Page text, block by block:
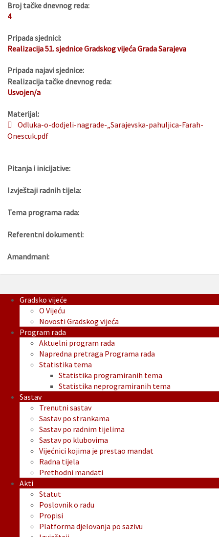
Broj tačke dnevnog reda:
4
Pripada sjednici:
Realizacija 51. sjednice Gradskog vijeća Grada Sarajeva
Pripada najavi sjednice:
Realizacija tačke dnevnog reda:
Usvojen/a
Materijal:
Odluka-o-dodjeli-nagrade-„Sarajevska-pahuljica-Farah-
Onescuk.pdf
Pitanja i inicijative:
Izvještaji radnih tijela:
Tema programa rada:
Referentni dokumenti:
Amandmani:
Gradsko vijeće
O Vijeću
Novosti Gradskog vijeća
Program rada
Aktuelni program rada
Napredna pretraga Programa rada
Statistika tema
Statistika programiranih tema
Statistika neprogramiranih tema
Sastav
Trenutni sastav
Sastav po strankama
Sastav po radnim tijelima
Sastav po klubovima
Vijećnici kojima je prestao mandat
Radna tijela
Prethodni mandati
Akti
Statut
Poslovnik o radu
Propisi
Platforma djelovanja po sazivu